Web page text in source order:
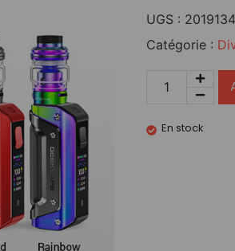
UGS : 2019134
Catégorie :
En stock